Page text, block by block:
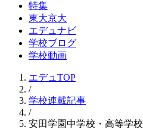
特集
東大京大
エデュナビ
学校ブログ
学校動画
エデュTOP
/
学校連載記事
/
安田学園中学校・高等学校